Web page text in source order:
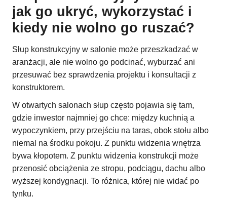
jak go ukryć, wykorzystać i
kiedy nie wolno go ruszać?
Słup konstrukcyjny w salonie może przeszkadzać w
aranżacji, ale nie wolno go podcinać, wyburzać ani
przesuwać bez sprawdzenia projektu i konsultacji z
konstruktorem.
W otwartych salonach słup często pojawia się tam,
gdzie inwestor najmniej go chce: między kuchnią a
wypoczynkiem, przy przejściu na taras, obok stołu albo
niemal na środku pokoju. Z punktu widzenia wnętrza
bywa kłopotem. Z punktu widzenia konstrukcji może
przenosić obciążenia ze stropu, podciągu, dachu albo
wyższej kondygnacji. To różnica, której nie widać po
tynku.